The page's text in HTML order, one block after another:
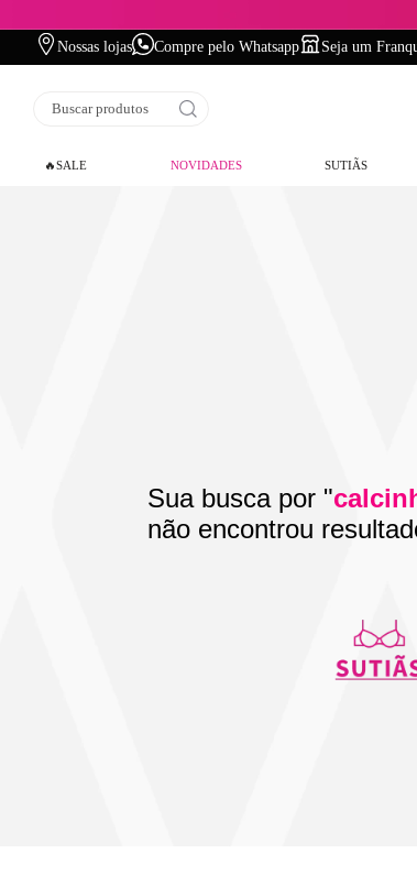
Nossas lojas Compre pelo Whatsapp Seja um
Buscar produtos
🔥SALE NOVIDADES SUTIÃS
Sua busca por "
não encontrou